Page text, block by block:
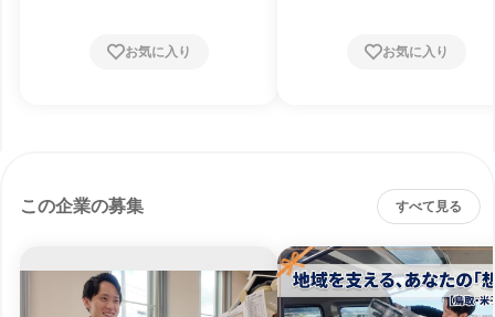
お気に入り お気に入り
この企業の募集 すべて見る